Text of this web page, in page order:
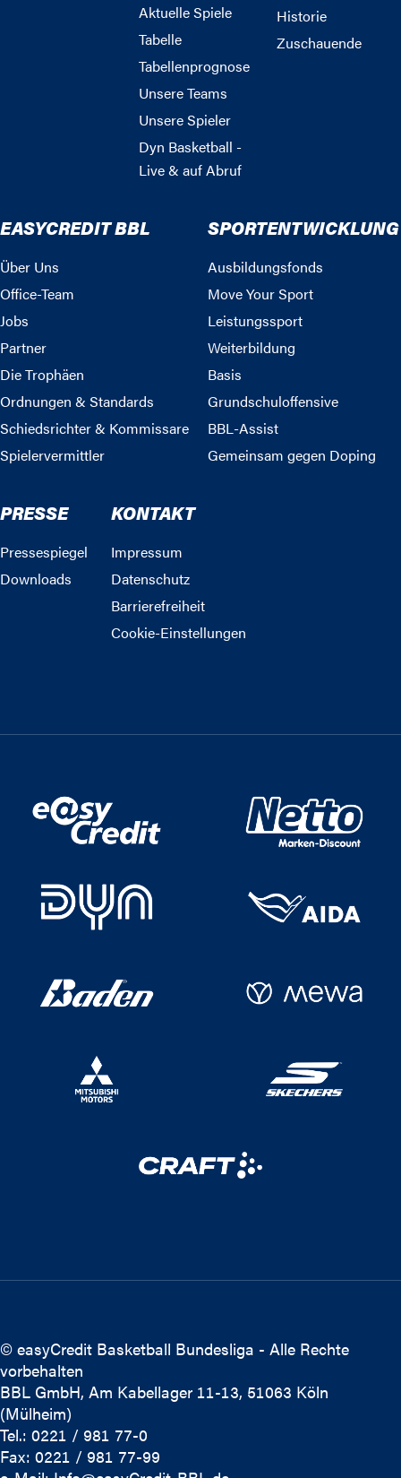
Aktuelle Spiele
Tabelle
Tabellenprognose
Unsere Teams
Unsere Spieler
Dyn Basketball -
Live & auf Abruf
Historie
Zuschauende
EASYCREDIT BBL
Über Uns
Office-Team
Jobs
Partner
Die Trophäen
Ordnungen & Standards
Schiedsrichter & Kommissare
Spielervermittler
SPORTENTWICKLUNG
Ausbildungsfonds
Move Your Sport
Leistungssport
Weiterbildung
Basis
Grundschuloffensive
BBL-Assist
Gemeinsam gegen Doping
PRESSE
Pressespiegel
Downloads
KONTAKT
Impressum
Datenschutz
Barrierefreiheit
Cookie-Einstellungen
© easyCredit Basketball Bundesliga - Alle Rechte
vorbehalten
BBL GmbH, Am Kabellager 11-13, 51063 Köln
(Mülheim)
Tel.: 0221 / 981 77-0
Fax: 0221 / 981 77-99